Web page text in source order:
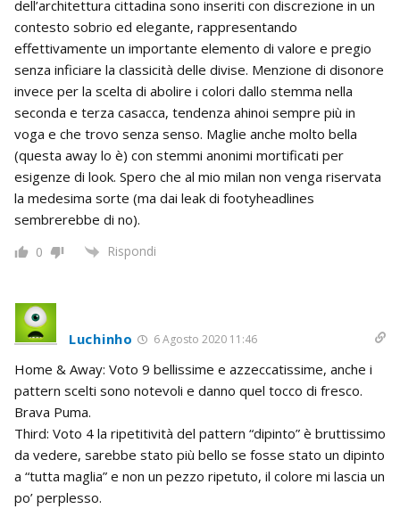
dell’architettura cittadina sono inseriti con discrezione in un
contesto sobrio ed elegante, rappresentando
effettivamente un importante elemento di valore e pregio
senza inficiare la classicità delle divise. Menzione di disonore
invece per la scelta di abolire i colori dallo stemma nella
seconda e terza casacca, tendenza ahinoi sempre più in
voga e che trovo senza senso. Maglie anche molto bella
(questa away lo è) con stemmi anonimi mortificati per
esigenze di look. Spero che al mio milan non venga riservata
la medesima sorte (ma dai leak di footyheadlines
sembrerebbe di no).
0 Rispondi
Luchinho 6 Agosto 2020 11:46
Home & Away: Voto 9 bellissime e azzeccatissime, anche i
pattern scelti sono notevoli e danno quel tocco di fresco.
Brava Puma.
Third: Voto 4 la ripetitività del pattern “dipinto” è bruttissimo
da vedere, sarebbe stato più bello se fosse stato un dipinto
a “tutta maglia” e non un pezzo ripetuto, il colore mi lascia un
po’ perplesso.